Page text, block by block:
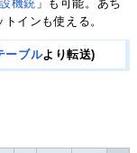
機銃 」も可能。あち
インも使える。
ーブルより転送)